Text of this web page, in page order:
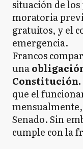
situación de
moratoria
gratuitos, y el
emergencia.
Francos
una
Constitución.
que el
Senado. Sin
cumple con la